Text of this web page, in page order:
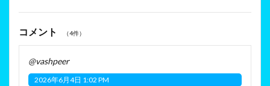
コメント （4件）
@vashpeer
2026年6月4日 1:02 PM